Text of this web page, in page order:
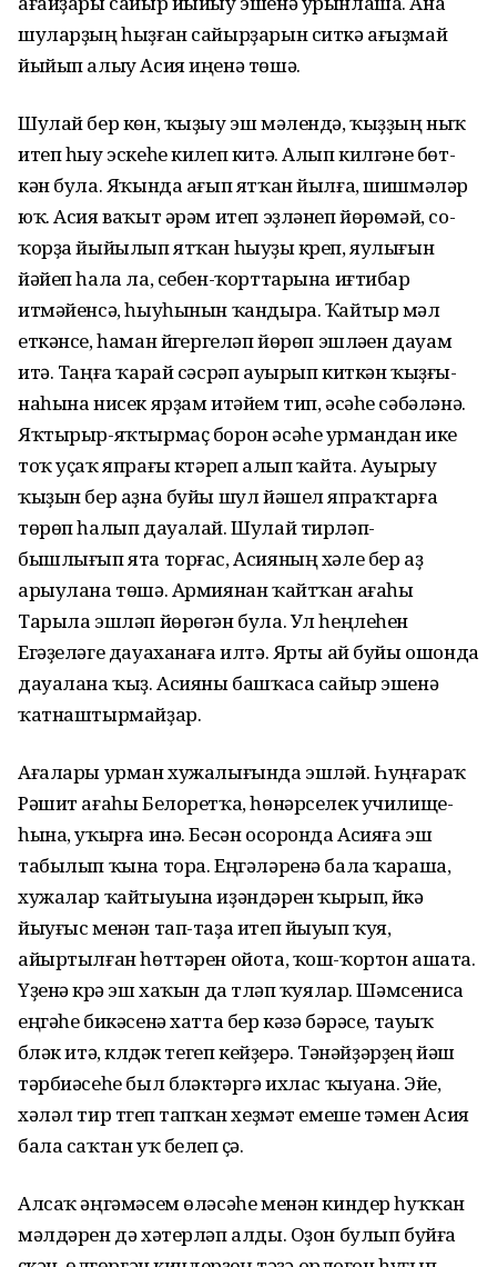
шуларҙың һыҙған сайырҙарын ситкә ағыҙмай
йыйып алыу Асия иңенә төшә.
Шулай бер көн, ҡыҙыу эш мә­лен­дә, ҡыҙҙың ныҡ
итеп һыу эске­һе килеп китә. Алып килгәне бөт­
кән була. Яҡында ағып ятҡан йыл­ға, шишмәләр
юҡ. Асия ваҡыт әрәм итеп эҙләнеп йөрөмәй, со­
ҡор­ҙа йыйылып ятҡан һыуҙы кү­реп, яулығын
йәйеп һала ла, себен-ҡорттарына иғтибар
итмәйен­сә, һыуһынын ҡандыра. Ҡайтыр мәл
еткәнсе, һаман йүгергеләп йө­рөп эшләүен дауам
итә. Таңға ҡарай сәсрәп ауырып киткән ҡыҙғы­
наһына нисек ярҙам итәйем тип, әсәһе сәбәләнә.
Яҡтырыр-яҡтырмаҫ борон әсәһе урмандан ике
тоҡ уҫаҡ япрағы күтәреп алып ҡайта. Ауырыу
ҡыҙын бер аҙна буйы шул йәшел япраҡтарға
төрөп һалып дауалай. Шулай тирләп-
бышлығып ята торғас, Асияның хәле бер аҙ
арыулана төшә. Армиянан ҡайтҡан ағаһы
Тарыла эшләп йөрөгән була. Ул һеңлеһен
Егәҙеләге дауаханаға илтә. Ярты ай буйы ошонда
дауалана ҡыҙ. Асияны башҡаса сайыр эшенә
ҡатнаштырмайҙар.
Ағалары урман хужалығында эшләй. Һуңғараҡ
Рәшит ағаһы Бе­лоретҡа, һөнәрселек училище­
һына, уҡырға инә. Бесән осоронда Асияға эш
табылып ҡына тора. Еңгәләренә бала ҡараша,
хужалар ҡайтыуына иҙәндәрен ҡырып, йүкә
йыуғыс менән тап-таҙа итеп йыуып ҡуя,
айыртылған һөттәрен ойота, ҡош-ҡортон ашата.
Үҙенә күрә эш хаҡын да түләп ҡуялар. Шәм­сениса
еңгәһе бикәсенә хатта бер кәзә бәрәсе, тауыҡ
бүләк итә, күлдәк тегеп кейҙерә. Тәнәйҙәрҙең йәш
тәрбиәсеһе был бүләктәргә ихлас ҡыуана. Эйе,
хәләл тир түгеп тапҡан хеҙмәт емеше тәмен Асия
бала саҡтан уҡ белеп үҫә.
Алсаҡ әңгәмәсем өләсәһе менән киндер һуҡҡан
мәлдәрен дә хәтерләп алды. Оҙон булып буйға